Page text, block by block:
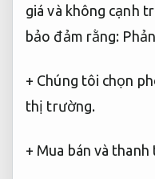
giá và không cạnh
bảo đảm rằng:
+ Chúng tôi chọn
thị trường.
+ Mua bán và